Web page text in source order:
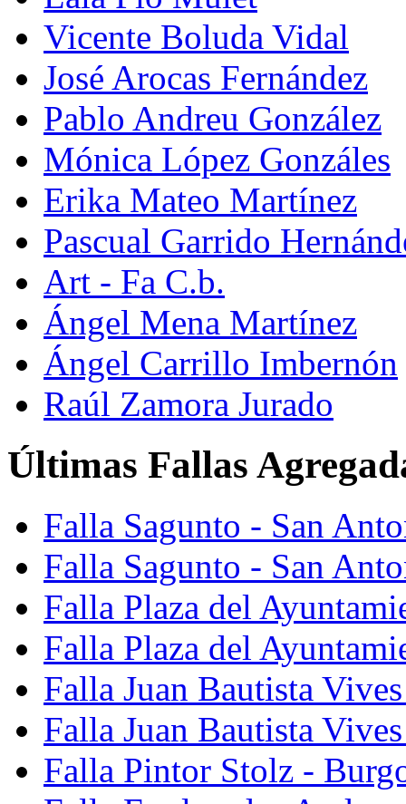
Vicente Boluda Vidal
José Arocas Fernández
Pablo Andreu González
Mónica López Gonzáles
Erika Mateo Martínez
Pascual Garrido
Art - Fa C.b.
Ángel Mena Martínez
Ángel Carrillo Imbernón
Raúl Zamora Jurado
Últimas Fallas
Falla Sagunto - San
Falla Sagunto - San
Falla Plaza del
Falla Plaza del
Falla Juan Bautista
Falla Juan Bautista
Falla Pintor Stolz -